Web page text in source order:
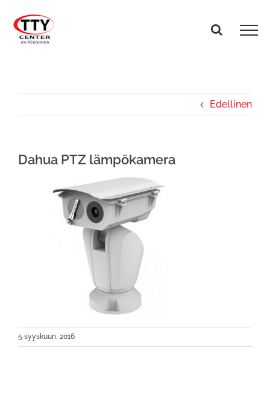
content
Edellinen
Dahua PTZ lämpökamera
5 syyskuun, 2016